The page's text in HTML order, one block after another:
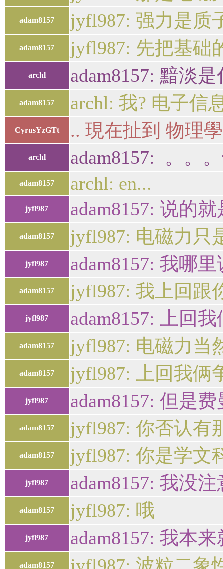
adam8157 jyfl987: 强力是质
adam8157 jyfl987: 先把基础
archl adam8157: 黯淡
adam8157 archl: 我? 电子信
CyrusYzGTt .. 現在扯到 物理
archl adam8157: 。。
adam8157 archl: en...
jyfl987 adam8157: 说的
adam8157 jyfl987: 电磁力只
jyfl987 adam8157: 我哪
adam8157 jyfl987: 我上回跟
jyfl987 adam8157: 上回
adam8157 jyfl987: 电磁力当
adam8157 jyfl987: 上回我俩
jyfl987 adam8157: 但是
adam8157 jyfl987: 你否认有
adam8157 jyfl987: 你是学文
jyfl987 adam8157: 我没
adam8157 jyfl987: 哦
jyfl987 adam8157: 我本
adam8157